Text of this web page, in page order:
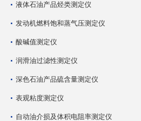
液体石油产品烃类测定仪
发动机燃料饱和蒸气压测定仪
酸碱值测定仪
润滑油过滤性测定仪
深色石油产品硫含量测定仪
表观粘度测定仪
自动油介损及体积电阻率测定仪